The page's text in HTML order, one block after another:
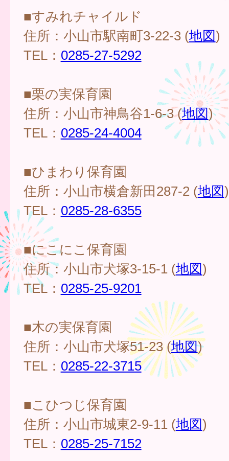
■すみれチャイルド
住所：小山市駅南町3-22-3 (地図)
TEL： 0285-27-5292
■栗の実保育園
住所：小山市神鳥谷1-6-3 (地図)
TEL： 0285-24-4004
■ひまわり保育園
住所：小山市横倉新田287-2 (地図)
TEL： 0285-28-6355
■にこにこ保育園
住所：小山市犬塚3-15-1 (地図)
TEL： 0285-25-9201
■木の実保育園
住所：小山市犬塚51-23 (地図)
TEL： 0285-22-3715
■こひつじ保育園
住所：小山市城東2-9-11 (地図)
TEL： 0285-25-7152